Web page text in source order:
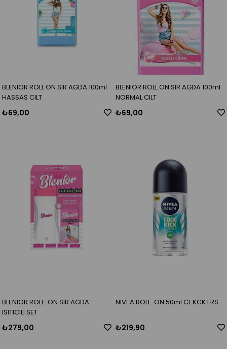
BLENIOR ROLL ON SIR AGDA 100ml
HASSAS CILT
₺69,00
BLENIOR ROLL ON SIR AGDA 100ml
NORMAL CILT
₺69,00
BLENIOR ROLL-ON SIR AGDA
ISITICILI SET
₺279,00
NIVEA ROLL-ON 50ml CL KCK FRS
₺219,90